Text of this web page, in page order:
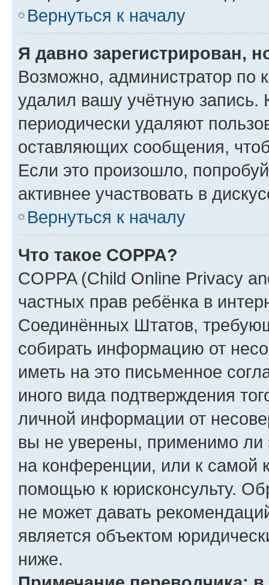
Вернуться к началу
Я давно зарегистрирован,
Возможно, администратор по
удалил вашу учётную запись.
периодически удаляют
оставляющих сообщения,
Если это произошло,
активнее участвовать в
Вернуться к началу
Что такое COPPA?
COPPA (Child Online Privacy
частных прав ребёнка в
Соединённых Штатов,
собирать информацию от
иметь на это письменное
иного вида подтверждения
личной информации от
вы не уверены, применимо ли
на конференции, или к самой
помощью к юрисконсульту.
не может давать
является объектом
ниже.